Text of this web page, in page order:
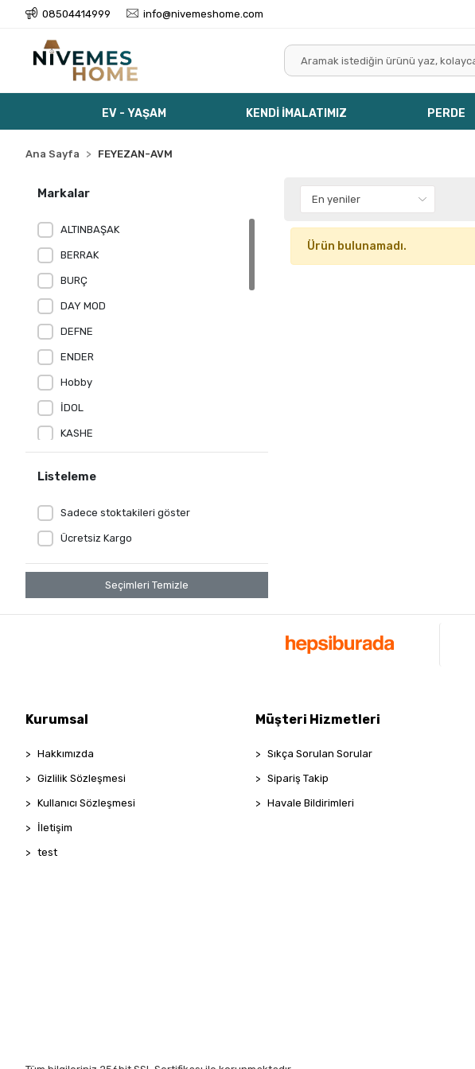
08504414999 info@nivemeshome.com
EV - YAŞAM KENDİ İMALATIMIZ PERDE
Ana Sayfa FEYEZAN-AVM
Markalar
ALTINBAŞAK
BERRAK
BURÇ
DAY MOD
DEFNE
ENDER
Hobby
İDOL
KASHE
LE JARDİN
MİSS FELİZ
NIGHTLIGHT
NİL MOBİLYA
NİVEMES HOME
NİVEMESHOME
PENTİ
Listeleme
Sadece stoktakileri göster
Ücretsiz Kargo
Seçimleri Temizle
Ürün bulunamadı.
Kurumsal
Hakkımızda
Gizlilik Sözleşmesi
Kullanıcı Sözleşmesi
İletişim
test
Müşteri Hizmetleri
Sıkça Sorulan Sorular
Sipariş Takip
Havale Bildirimleri